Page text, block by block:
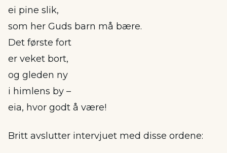
ei pine slik,
som her Guds barn må bære.
Det første fort
er veket bort,
og gleden ny
i himlens by –
eia, hvor godt å være!
Britt avslutter intervjuet med disse ordene: